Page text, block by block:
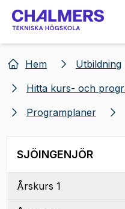
Gå till
Hem Utbildning
Hitta kurs- och
Programplaner
SJÖINGENJÖR
Årskurs 1